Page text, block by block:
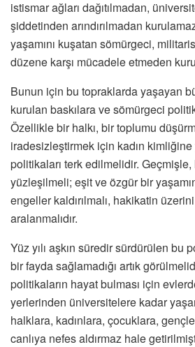
istismar ağları dağıtılmadan,
şiddetinden arındırılmadan
yaşamını kuşatan sömürgeci,
düzene karşı mücadele etmeden
Bunun için bu topraklarda yaşayan
kurulan baskılara ve sömürgeci
Özellikle bir halkı, bir toplumu
iradesizleştirmek için kadın
politikaları terk edilmelidir.
yüzleşilmeli; eşit ve özgür bir
engeller kaldırılmalı, hakikatin
aralanmalıdır.
Yüz yılı aşkın süredir sürdürülen bu
bir fayda sağlamadığı artık
politikaların hayat bulması için
yerlerinden üniversitelere kadar
halklara, kadınlara, çocuklara,
canlıya nefes aldırmaz hale